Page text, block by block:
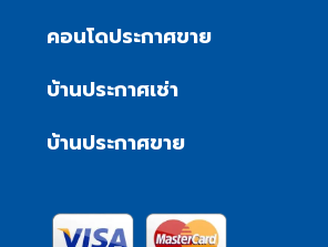
คอนโดประกาศขาย
บ้านประกาศเช่า
บ้านประกาศขาย